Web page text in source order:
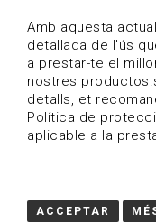
Amb aquesta
detallada de l'ús
a prestar-te el
nostres
detalls, et
Política de
aplicable a la
ACCEPTAR